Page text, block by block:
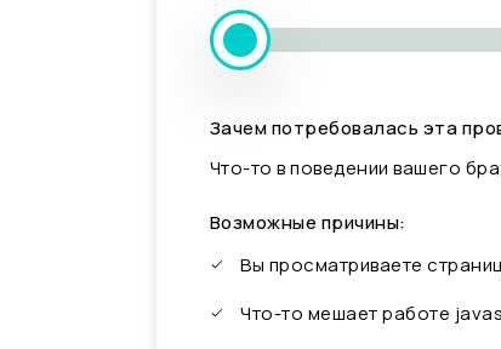
Зачем потребовалась эта
Что-то в поведении вашего
Возможные причины:
Вы просматриваете
Что-то мешает работе